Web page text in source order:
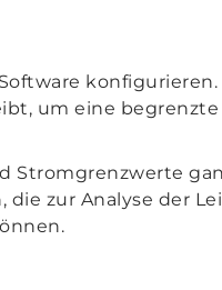
konfigurieren.
um eine begrenzte
Stromgrenzwerte
zur Analyse der